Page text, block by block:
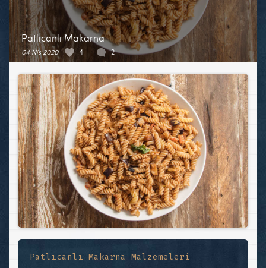
Patlıcanlı Makarna
04 Nis 2020 4 2
Patlıcanlı Makarna Malzemeleri